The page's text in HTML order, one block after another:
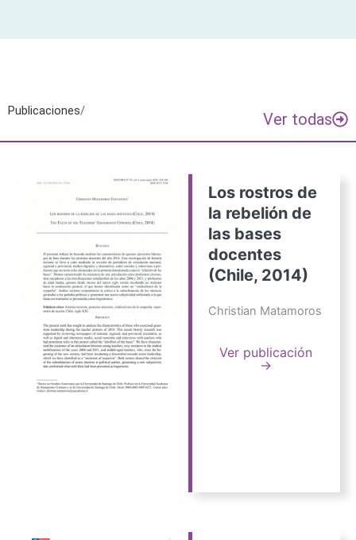
Publicaciones/ Ver todas
Los rostros de
la rebelión de
las bases
docentes
(Chile, 2014)
Christian Matamoros
Ver publicación
→